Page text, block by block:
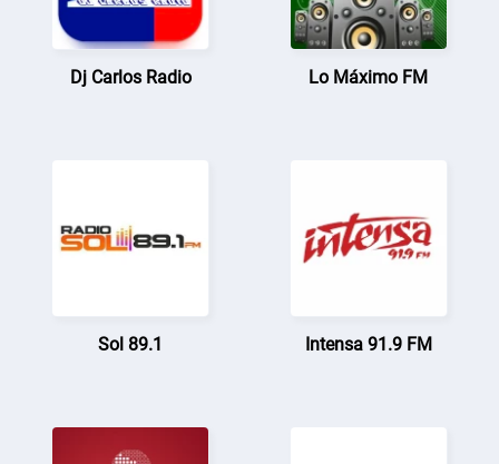
Dj Carlos Radio Lo Máximo FM
Sol 89.1 Intensa 91.9 FM